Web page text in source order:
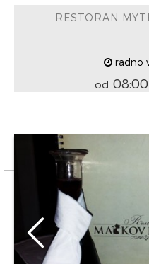
RESTORAN
radno
od